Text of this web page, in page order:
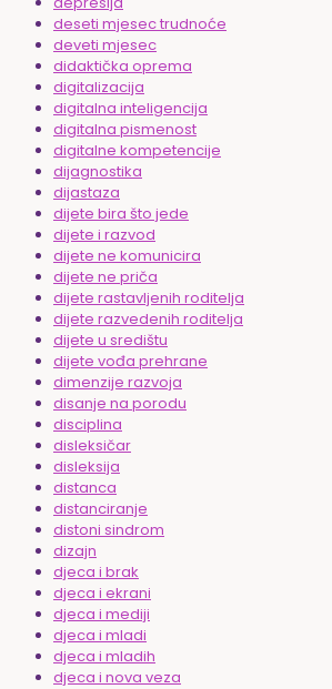
deseti mjesec trudnoće
deveti mjesec
didaktička oprema
digitalizacija
digitalna inteligencija
digitalna pismenost
digitalne kompetencije
dijagnostika
dijastaza
dijete bira što jede
dijete i razvod
dijete ne komunicira
dijete ne priča
dijete rastavljenih roditelja
dijete razvedenih roditelja
dijete u središtu
dijete vođa prehrane
dimenzije razvoja
disanje na porodu
disciplina
disleksičar
disleksija
distanca
distanciranje
distoni sindrom
dizajn
djeca i brak
djeca i ekrani
djeca i mediji
djeca i mladi
djeca i mladih
djeca i nova veza